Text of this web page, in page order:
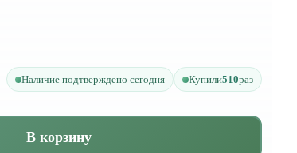
Наличие подтверждено сегодня Купили510раз
В корзину